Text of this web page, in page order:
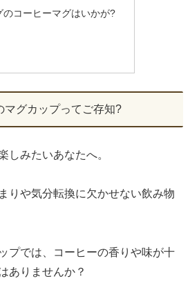
のコーヒーマグはいかが?
マグカップってご存知?
しみたいあなたへ。
りや気分転換に欠かせない飲み物
プでは、コーヒーの香りや味が十
ありませんか？